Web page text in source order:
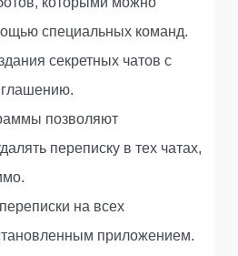
специальных команд.
секретных чатов с
позволяют
переписку в тех чатах,
на всех
приложением.